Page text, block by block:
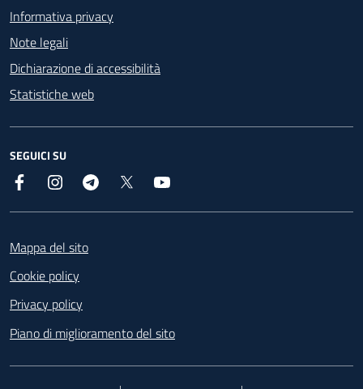
Informativa privacy
Note legali
Dichiarazione di accessibilità
Statistiche web
SEGUICI SU
Facebook InstagramTelegram
Mappa del sito
Cookie policy
Privacy policy
Piano di miglioramento del sito